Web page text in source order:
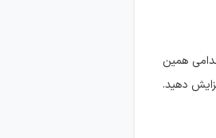
همین
دهید.